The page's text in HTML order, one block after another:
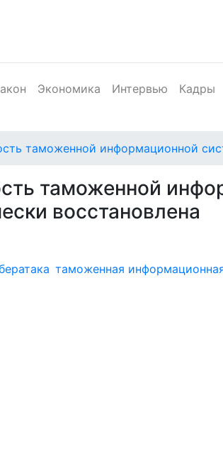
Экономика Интервью Кадры
таможенной информационной
таможенной
восстановлена
таможенная